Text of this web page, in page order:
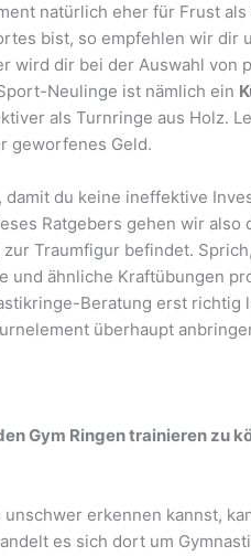
natürlich eher für Frust als
bist, so empfehlen wir dir
wird dir bei der Auswahl von
Neulinge ist nämlich ein
als Turnringe aus Holz.
geworfenes Geld.
du keine ineffektive
Ratgebers gehen wir also
Traumfigur befindet.
und ähnliche Kraftübungen
Beratung erst richtig
überhaupt
Gym Ringen trainieren zu
erkennen kannst,
es sich dort um